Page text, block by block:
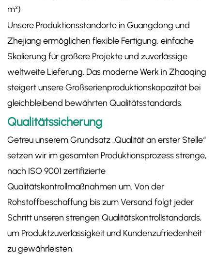
m²)
Unsere Produktionsstandorte in Guangdong und
Zhejiang ermöglichen flexible Fertigung, einfache
Skalierung für größere Projekte und zuverlässige
weltweite Lieferung. Das moderne Werk in Zhaoqing
steigert unsere Großserienproduktionskapazität bei
gleichbleibend bewährten Qualitätsstandards.
Qualitätssicherung
Getreu unserem Grundsatz „Qualität an erster Stelle“
setzen wir im gesamten Produktionsprozess strenge,
nach ISO 9001 zertifizierte
Qualitätskontrollmaßnahmen um. Von der
Rohstoffbeschaffung bis zum Versand folgt jeder
Schritt unseren strengen Qualitätskontrollstandards,
um Produktzuverlässigkeit und Kundenzufriedenheit
zu gewährleisten.